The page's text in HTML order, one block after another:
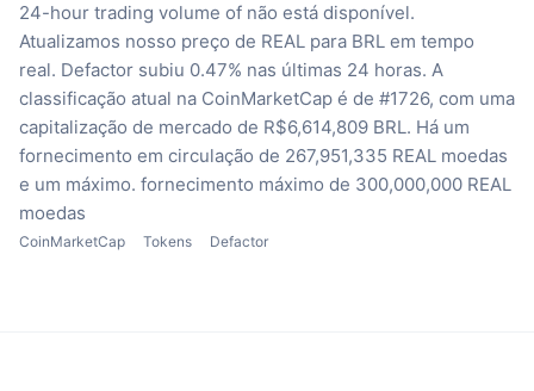
24-hour trading volume of não está disponível.
Atualizamos nosso preço de REAL para BRL em tempo
real. Defactor subiu 0.47% nas últimas 24 horas. A
classificação atual na CoinMarketCap é de #1726, com uma
capitalização de mercado de R$6,614,809 BRL. Há um
fornecimento em circulação de 267,951,335 REAL moedas
e um máximo. fornecimento máximo de 300,000,000 REAL
moedas
CoinMarketCap Tokens Defactor